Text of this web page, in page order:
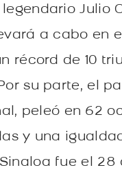
Julio
a cabo en
récord de 10
su parte, el
peleó en 62
y una
fue el 28